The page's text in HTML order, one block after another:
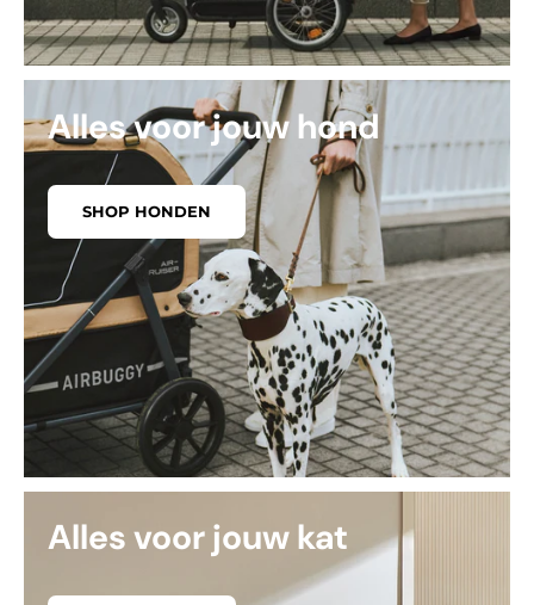
Alles voor jouw hond
SHOP HONDEN
Alles voor jouw kat